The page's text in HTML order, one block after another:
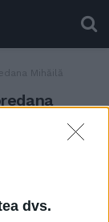
dvs.
Mihăilă
plățile
”la
Mihăilă: ”La